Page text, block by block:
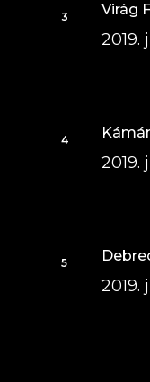
Virág
2019.
2019.
2019.